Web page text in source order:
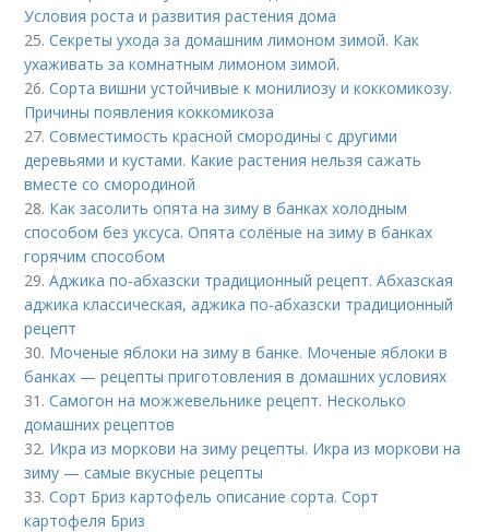
Условия роста и развития растения дома
25.Секреты ухода за домашним лимоном зимой. Как
ухаживать за комнатным лимоном зимой.
26.Сорта вишни устойчивые к монилиозу и коккомикозу.
Причины появления коккомикоза
27.Совместимость красной смородины с другими
деревьями и кустами. Какие растения нельзя сажать
вместе со смородиной
28. Как засолить опята на зиму в банках холодным
способом без уксуса. Опята солёные на зиму в банках
горячим способом
29.Аджика по-абхазски традиционный рецепт. Абхазская
аджика классическая, аджика по-абхазски традиционный
рецепт
30. Моченые яблоки на зиму в банке. Моченые яблоки в
банках — рецепты приготовления в домашних условиях
31.Самогон на можжевельнике рецепт. Несколько
домашних рецептов
32. Икра из моркови на зиму рецепты. Икра из моркови на
зиму — самые вкусные рецепты
33.Сорт Бриз картофель описание сорта. Сорт
картофеля Бриз